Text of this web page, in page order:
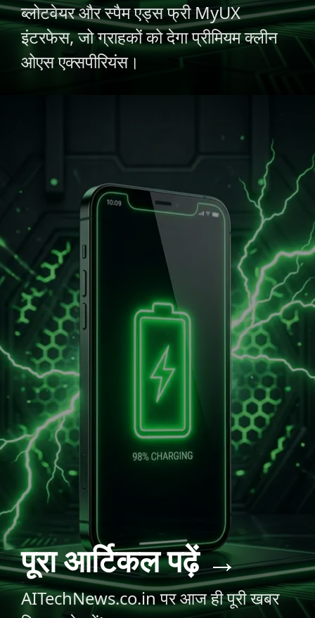
ब्लोटवेयर और स्पैम एड्स फ्री MyUX
इंटरफेस, जो ग्राहकों को देगा प्रीमियम क्लीन
ओएस एक्सपीरियंस।
पूरा आर्टिकल पढ़ें →
AITechNews.co.in पर आज ही पूरी खबर